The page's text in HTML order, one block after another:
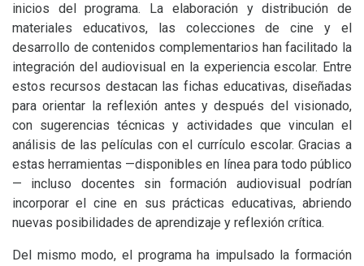
inicios del programa. La elaboración y distribución de
materiales educativos, las colecciones de cine y el
desarrollo de contenidos complementarios han facilitado la
integración del audiovisual en la experiencia escolar. Entre
estos recursos destacan las fichas educativas, diseñadas
para orientar la reflexión antes y después del visionado,
con sugerencias técnicas y actividades que vinculan el
análisis de las películas con el currículo escolar. Gracias a
estas herramientas —disponibles en línea para todo público
— incluso docentes sin formación audiovisual podrían
incorporar el cine en sus prácticas educativas, abriendo
nuevas posibilidades de aprendizaje y reflexión crítica.
Del mismo modo, el programa ha impulsado la formación